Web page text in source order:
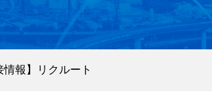
情報】リクルート